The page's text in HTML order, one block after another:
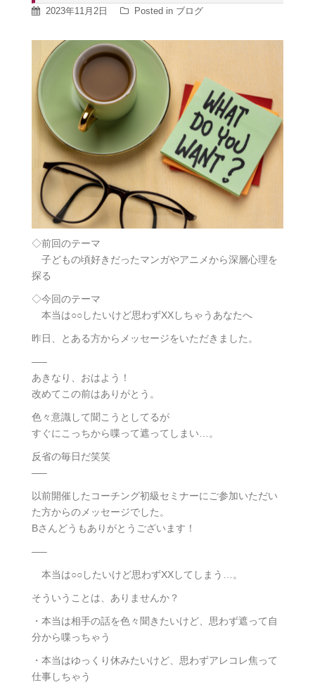
2023年11月2日 Posted in ブログ
◇前回のテーマ
子どもの頃好きだったマンガやアニメから深層心理を
探る
◇今回のテーマ
本当は○○したいけど思わずXXしちゃうあなたへ
昨日、とある方からメッセージをいただきました。
—–
あきなり、おはよう！
改めてこの前はありがとう。
色々意識して聞こうとしてるが
すぐにこっちから喋って遮ってしまい…。
反省の毎日だ笑笑
—–
以前開催したコーチング初級セミナーにご参加いただい
た方からのメッセージでした。
Bさんどうもありがとうございます！
—–
本当は○○したいけど思わずXXしてしまう…。
そういうことは、ありませんか？
・本当は相手の話を色々聞きたいけど、思わず遮って自
分から喋っちゃう
・本当はゆっくり休みたいけど、思わずアレコレ焦って
仕事しちゃう